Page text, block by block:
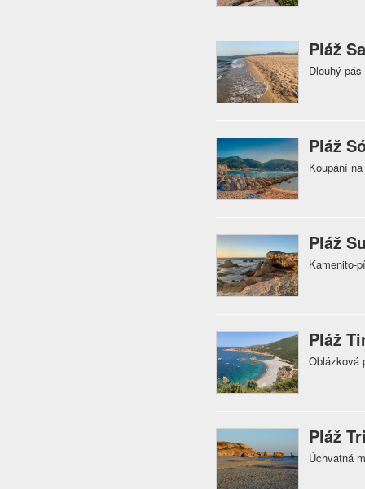
Pláž
Dlouhý
Pláž
Koupání
Pláž
Kamenito-
Pláž
Oblázková
Pláž
Úchvatná